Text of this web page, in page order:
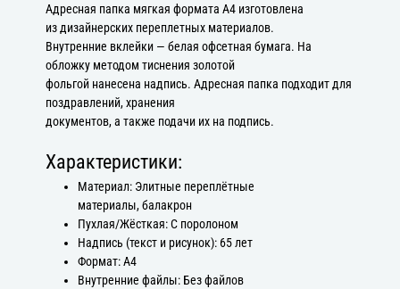
Адресная папка мягкая формата А4 изготовлена
из дизайнерских переплетных материалов.
Внутренние вклейки — белая офсетная бумага. На
обложку методом тиснения золотой
фольгой нанесена надпись. Адресная папка подходит для
поздравлений, хранения
документов, а также подачи их на подпись.
Характеристики:
Материал: Элитные переплётные
материалы, балакрон
Пухлая/Жёсткая: С поролоном
Надпись (текст и рисунок): 65 лет
Формат: А4
Внутренние файлы: Без файлов